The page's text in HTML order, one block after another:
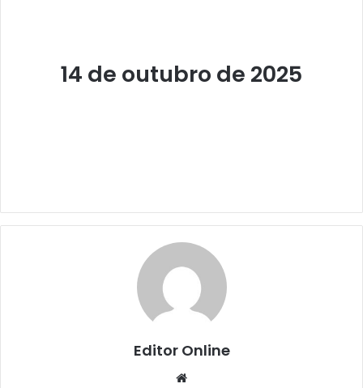
14 de outubro de 2025
Editor Online